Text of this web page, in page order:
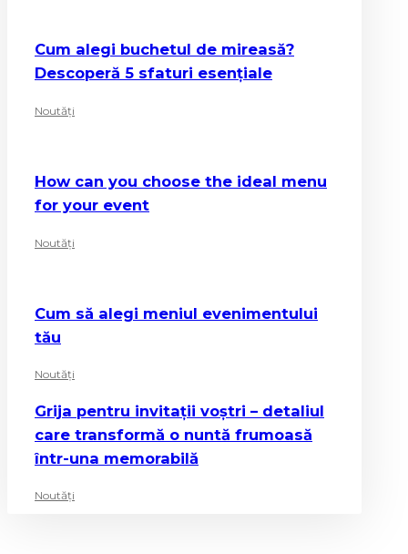
Cum alegi buchetul de mireasă?
Descoperă 5 sfaturi esențiale
Noutăți
How can you choose the ideal menu
for your event
Noutăți
Cum să alegi meniul evenimentului
tău
Noutăți
Grija pentru invitații voștri – detaliul
care transformă o nuntă frumoasă
într-una memorabilă
Noutăți